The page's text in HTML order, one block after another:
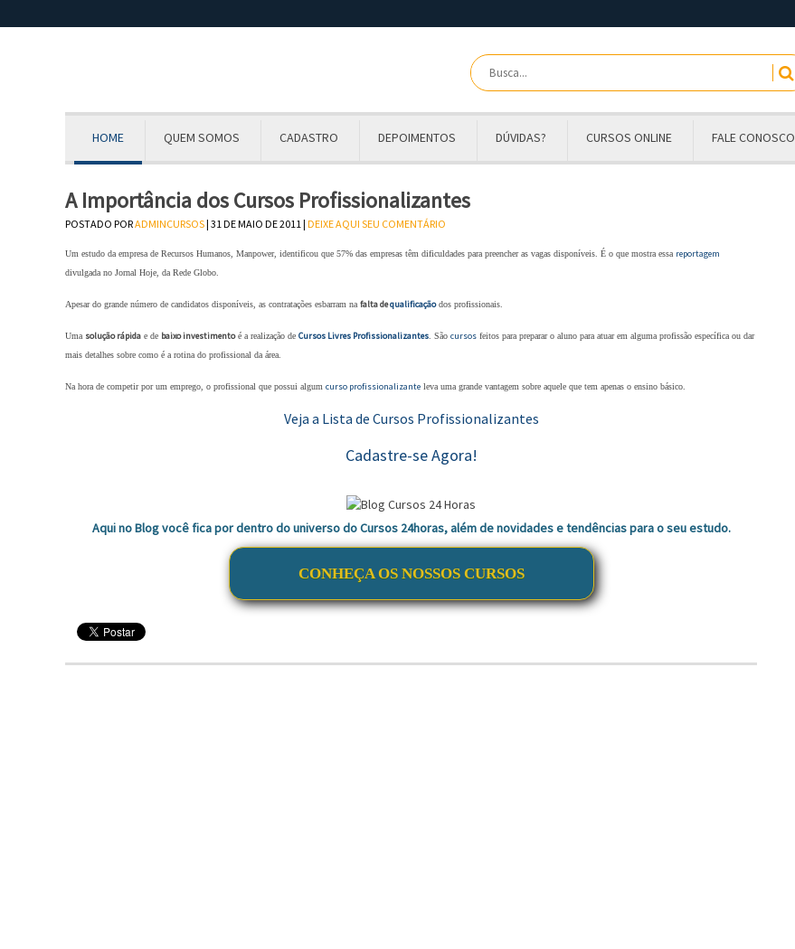
HOME QUEM SOMOS CADASTRO DEPOIMENTOS DÚVIDAS? CURSOS ONLINE FALE CONOSCO
A Importância dos Cursos Profissionalizantes
POSTADO PORADMINCURSOS| 31 DE MAIO DE 2011 | DEIXE AQUI SEU COMENTÁRIO
Um estudo da empresa de Recursos Humanos, Manpower, identificou que 57% das empresas têm dificuldades para preencher as vagas disponíveis. É o que mostra essa reportagem
divulgada no Jornal Hoje, da Rede Globo.
Apesar do grande número de candidatos disponíveis, as contratações esbarram na falta dequalificaçãodos profissionais.
Uma solução rápida e de baixo investimentoé a realização de Cursos Livres Profissionalizantes . São cursos feitos para preparar o aluno para atuar em alguma profissão específica ou dar
mais detalhes sobre como é a rotina do profissional da área.
Na hora de competir por um emprego, o profissional que possui algum curso profissionalizante leva uma grande vantagem sobre aquele que tem apenas o ensino básico.
Veja a Lista de Cursos Profissionalizantes
Cadastre-se Agora!
Aqui no Blog você fica por dentro do universo do Cursos 24horas, além de novidades e tendências para o seu estudo.
CONHEÇA OS NOSSOS CURSOS